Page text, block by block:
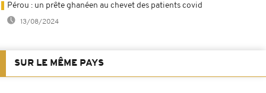
Pérou : un prête ghanéen au chevet des patients covid
13/08/2024
SUR LE MÊME PAYS